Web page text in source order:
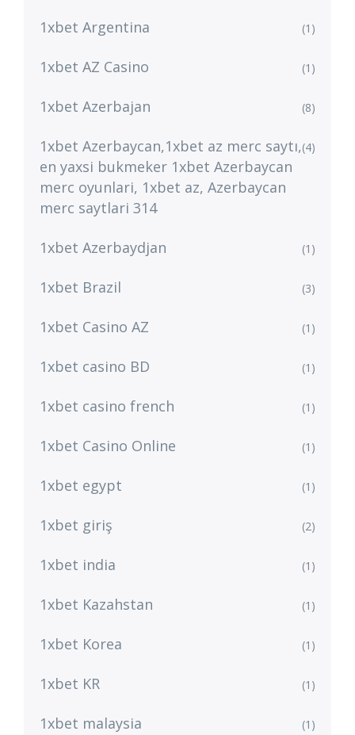
1xbet Argentina (1)
1xbet AZ Casino (1)
1xbet Azerbajan (8)
1xbet Azerbaycan,1xbet az merc saytı,
en yaxsi bukmeker 1xbet Azerbaycan
merc oyunlari, 1xbet az, Azerbaycan
merc saytlari 314
(4)
1xbet Azerbaydjan (1)
1xbet Brazil (3)
1xbet Casino AZ (1)
1xbet casino BD (1)
1xbet casino french (1)
1xbet Casino Online (1)
1xbet egypt (1)
1xbet giriş (2)
1xbet india (1)
1xbet Kazahstan (1)
1xbet Korea (1)
1xbet KR (1)
1xbet malaysia (1)